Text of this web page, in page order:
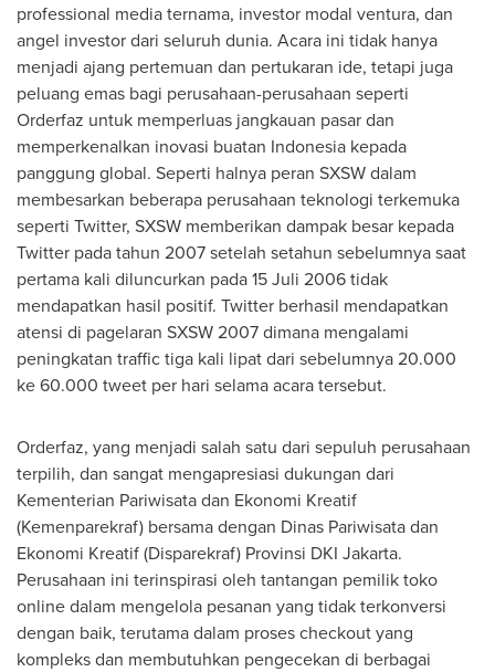
professional media ternama, investor modal ventura, dan
angel investor dari seluruh dunia. Acara ini tidak hanya
menjadi ajang pertemuan dan pertukaran ide, tetapi juga
peluang emas bagi perusahaan-perusahaan seperti
Orderfaz untuk memperluas jangkauan pasar dan
memperkenalkan inovasi buatan Indonesia kepada
panggung global. Seperti halnya peran SXSW dalam
membesarkan beberapa perusahaan teknologi terkemuka
seperti Twitter, SXSW memberikan dampak besar kepada
Twitter pada tahun 2007 setelah setahun sebelumnya saat
pertama kali diluncurkan pada 15 Juli 2006 tidak
mendapatkan hasil positif. Twitter berhasil mendapatkan
atensi di pagelaran SXSW 2007 dimana mengalami
peningkatan traffic tiga kali lipat dari sebelumnya 20.000
ke 60.000 tweet per hari selama acara tersebut.
Orderfaz, yang menjadi salah satu dari sepuluh perusahaan
terpilih, dan sangat mengapresiasi dukungan dari
Kementerian Pariwisata dan Ekonomi Kreatif
(Kemenparekraf) bersama dengan Dinas Pariwisata dan
Ekonomi Kreatif (Disparekraf) Provinsi DKI Jakarta.
Perusahaan ini terinspirasi oleh tantangan pemilik toko
online dalam mengelola pesanan yang tidak terkonversi
dengan baik, terutama dalam proses checkout yang
kompleks dan membutuhkan pengecekan di berbagai